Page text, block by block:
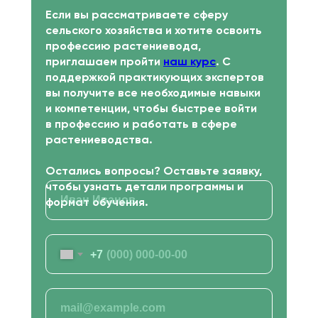
Если вы рассматриваете сферу
сельского хозяйства и хотите освоить
профессию растениевода,
приглашаем пройти наш курс. С
поддержкой практикующих экспертов
вы получите все необходимые навыки
и компетенции, чтобы быстрее войти
в профессию и работать в сфере
растениеводства.
Остались вопросы? Оставьте заявку,
чтобы узнать детали программы и
формат обучения.
+7
РЕКВИЗИТЫ
ИНН 7722392399
ОГРН 1177700004063
Юридический адрес:117535, г. Москва,
ул. Россошанская, д. 4, к. 1, этаж 1
ОБРАТНЫЙ ЗВОНОК
Заказать звонок
ВСЕ КУРСЫ
Кинология и зоопсихология
Рыбоводство
Животноводство
Ветеринария